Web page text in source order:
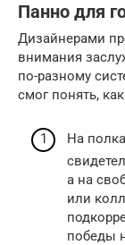
Панно для
Дизайнерами
внимания
по-разному
смог понять,
На
а на
или
победы